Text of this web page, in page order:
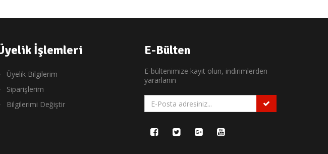
İşlemleri
Üyelik Bilgilerim
Siparişlerim
Bilgilerimi Değiştir
E-Bülten
E-bültenimize kayıt olun, indirimlerden
yararlanın